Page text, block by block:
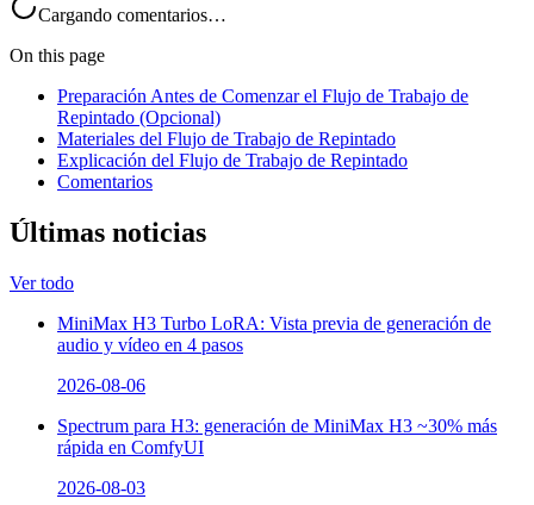
Cargando comentarios…
On this page
Preparación Antes de Comenzar el Flujo de Trabajo de
Repintado (Opcional)
Materiales del Flujo de Trabajo de Repintado
Explicación del Flujo de Trabajo de Repintado
Comentarios
Últimas noticias
Ver todo
MiniMax H3 Turbo LoRA: Vista previa de generación de
audio y vídeo en 4 pasos
2026-08-06
Spectrum para H3: generación de MiniMax H3 ~30% más
rápida en ComfyUI
2026-08-03